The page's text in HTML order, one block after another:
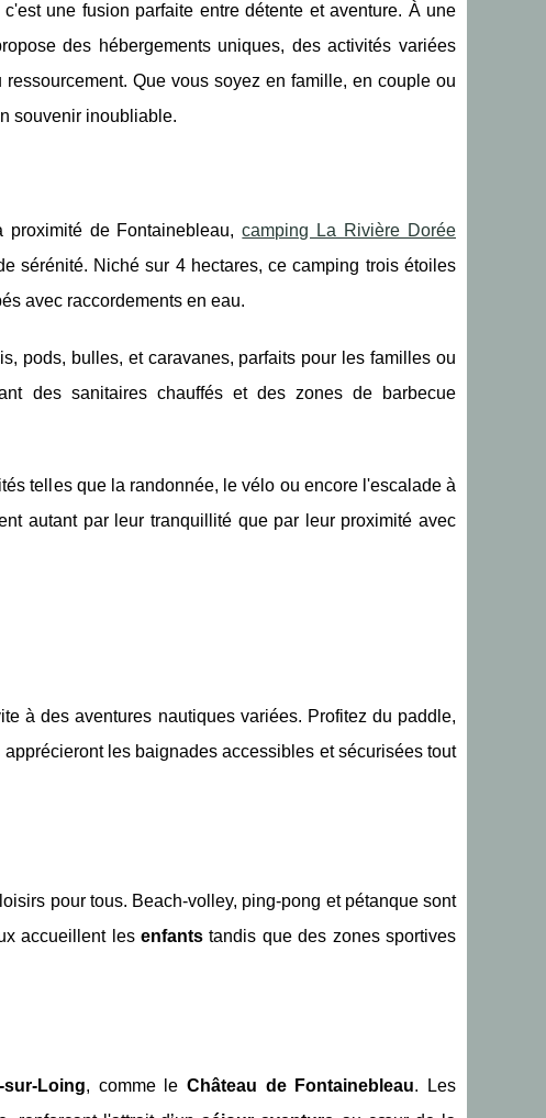
une fusion parfaite entre détente et aventure. À une
des hébergements uniques, des activités variées
Que vous soyez en famille, en couple ou
souvenir inoubliable.
proximité de Fontainebleau,camping La Rivière Dorée
sérénité. Niché sur 4 hectares, ce camping trois étoiles
avec raccordements en eau.
pods, bulles, et caravanes, parfaits pour les familles ou
des sanitaires chauffés et des zones de barbecue
telles que la randonnée, le vélo ou encore l'escalade à
autant par leur tranquillité que par leur proximité avec
à des aventures nautiques variées. Profitez du paddle,
les baignades accessibles et sécurisées tout
pour tous. Beach-volley, ping-pong et pétanque sont
accueillent lesenfants tandis que des zones sportives
sur-Loing, comme leChâteau de Fontainebleau. Les